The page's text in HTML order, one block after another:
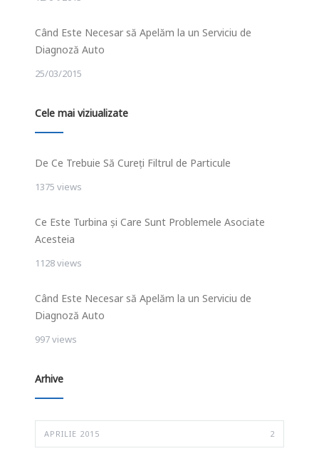
Când Este Necesar să Apelăm la un Serviciu de
Diagnoză Auto
25/03/2015
Cele mai viziualizate
De Ce Trebuie Să Cureți Filtrul de Particule
1375 views
Ce Este Turbina și Care Sunt Problemele Asociate
Acesteia
1128 views
Când Este Necesar să Apelăm la un Serviciu de
Diagnoză Auto
997 views
Arhive
APRILIE 2015 2